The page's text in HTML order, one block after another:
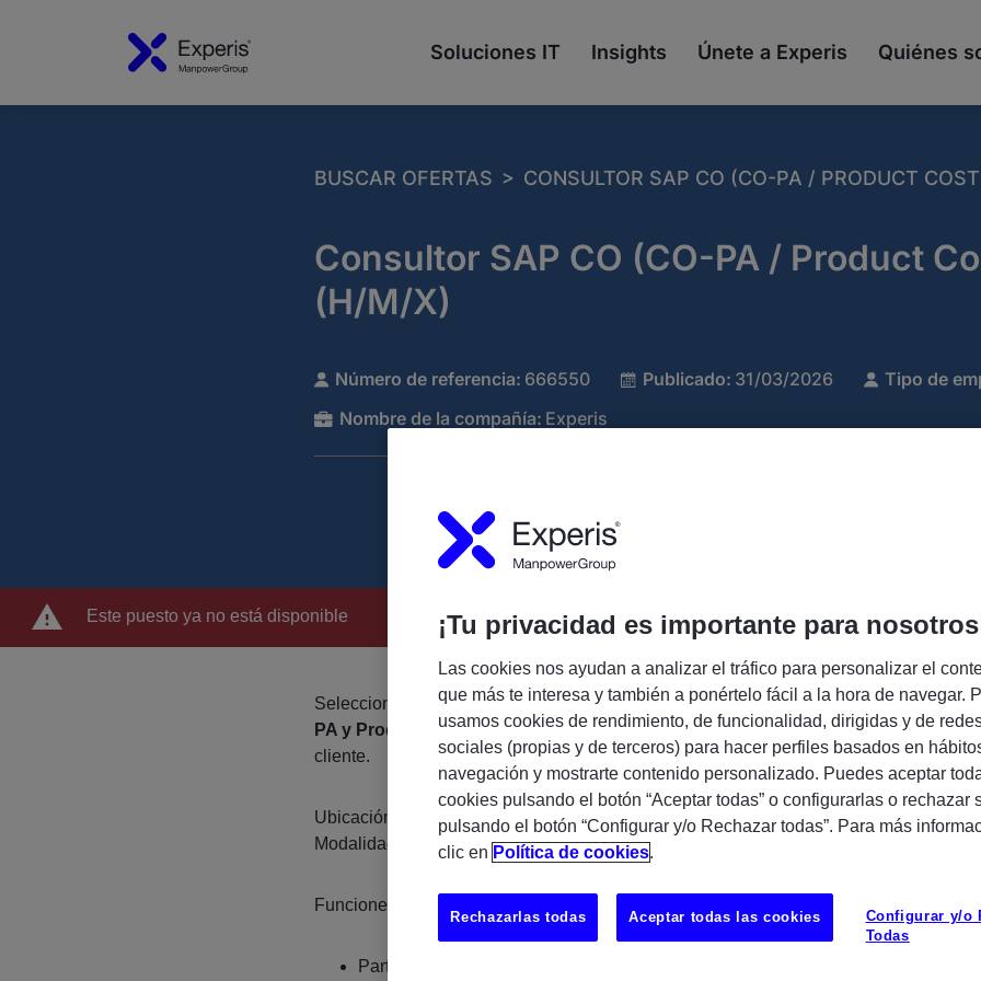
Soluciones IT Insights Únete a Experis Quiénes
BUSCAR OFERTAS > CONSULTOR SAP CO (CO-PA / PRODUCT
Consultor SAP CO (CO-PA / Product
(H/M/X)
Número de referencia: 666550 Publicado: 31/03/2026 Tipo de
Nombre de la compañía: Experis
Este puesto ya no está disponible
Seleccionamos unConsultor/a SAP CO (especializado en CO-
PA y Product Costing) (H/M/X)para incorporación directa en
cliente.
Ubicación: Barcelona, Valencia o Zaragoza
Modalidad: Híbrida
Funciones principales:
Participación en proyectos de implantación y mantenimiento
Madrid
¡Tu privacidad es importante para
Las cookies nos ayudan a analizar el tráfico para personalizar el
que más te interesa y también a ponértelo fácil a la hora de navegar.
usamos cookies de rendimiento, de funcionalidad, dirigidas y de
sociales (propias y de terceros) para hacer perfiles basados en
navegación y mostrarte contenido personalizado. Puedes aceptar
cookies pulsando el botón “Aceptar todas” o configurarlas o rechazar
pulsando el botón “Configurar y/o Rechazar todas”. Para más
clic en Política de cookies.
Configurar y/o
Todas
Rechazarlas todas Aceptar todas las cookies